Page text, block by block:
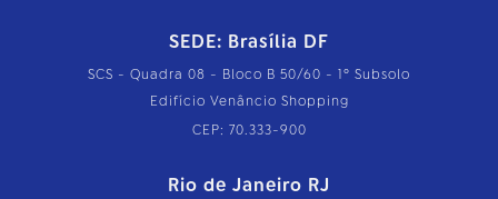
SEDE: Brasília DF
SCS - Quadra 08 - Bloco B 50/60 - 1º Subsolo
Edifício Venâncio Shopping
CEP: 70.333-900
Rio de Janeiro RJ